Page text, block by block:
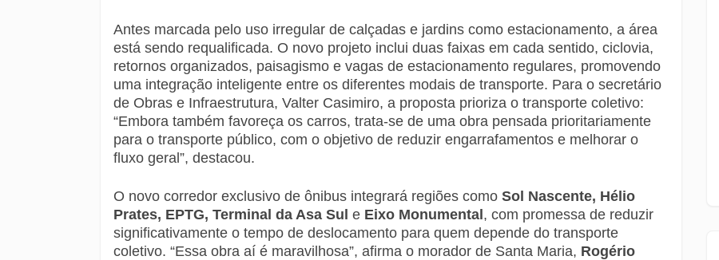
Antes marcada pelo uso irregular de calçadas e jardins como estacionamento, a área
está sendo requalificada. O novo projeto inclui duas faixas em cada sentido, ciclovia,
retornos organizados, paisagismo e vagas de estacionamento regulares, promovendo
uma integração inteligente entre os diferentes modais de transporte. Para o secretário
de Obras e Infraestrutura, Valter Casimiro, a proposta prioriza o transporte coletivo:
“Embora também favoreça os carros, trata-se de uma obra pensada prioritariamente
para o transporte público, com o objetivo de reduzir engarrafamentos e melhorar o
fluxo geral”, destacou.
O novo corredor exclusivo de ônibus integrará regiões como Sol Nascente, Hélio
Prates, EPTG, Terminal da Asa Sul e Eixo Monumental, com promessa de reduzir
significativamente o tempo de deslocamento para quem depende do transporte
coletivo. “Essa obra aí é maravilhosa”, afirma o morador de Santa Maria, Rogério